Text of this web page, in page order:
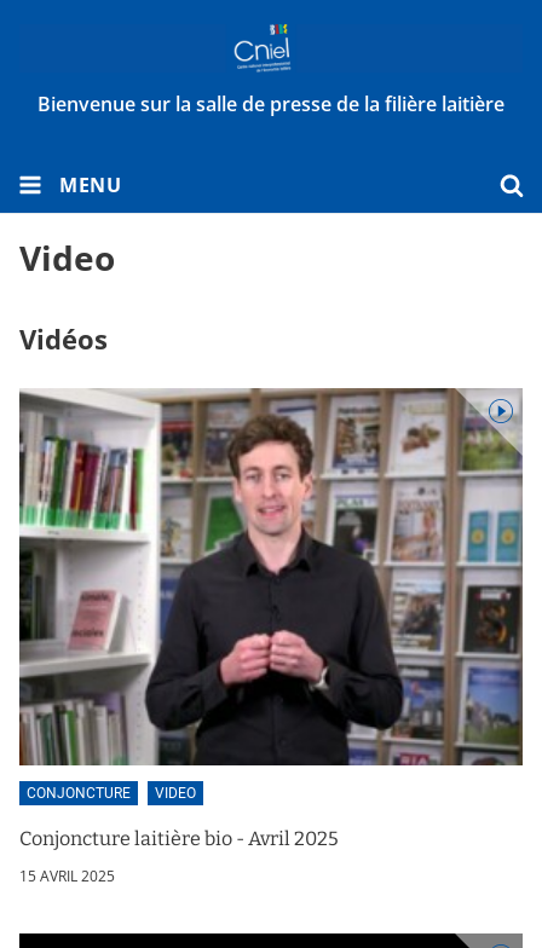
Bienvenue sur la salle de presse de la filière laitière
MENU
Video
Vidéos
CONJONCTURE VIDEO
Conjoncture laitière bio - Avril 2025
15 AVRIL 2025